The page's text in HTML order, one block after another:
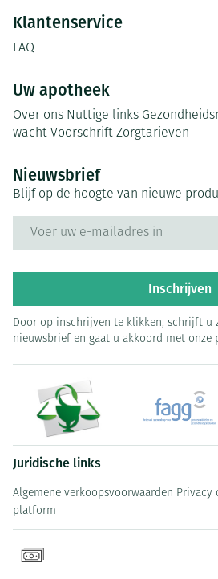
Klantenservice
FAQ
Uw apotheek
Over ons Nuttige links
wacht Voorschrift Zorgtarieven
Nieuwsbrief
Blijf op de hoogte van nieuwe
Inschrijven
Door op inschrijven te klikken, schrijft u
nieuwsbrief en gaat u akkoord met onze
Juridische links
Algemene verkoopsvoorwaarden Privacy
platform